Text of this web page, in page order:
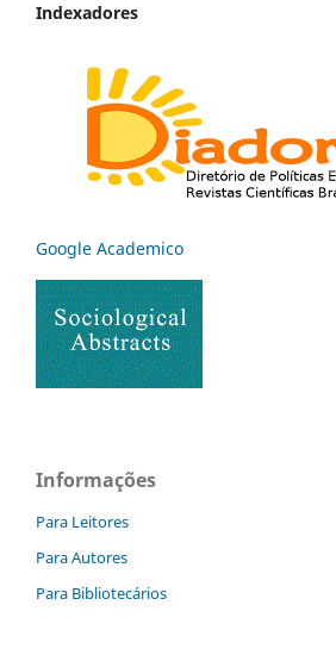
Indexadores
Google Academico
Informações
Para Leitores
Para Autores
Para Bibliotecários